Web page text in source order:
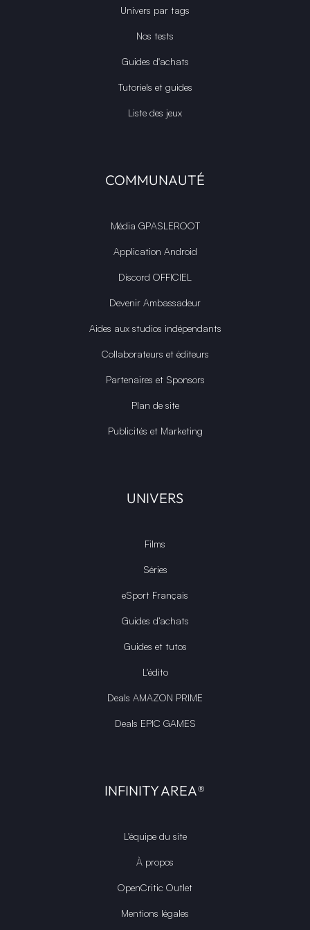
Univers par tags
Nos tests
Guides d'achats
Tutoriels et guides
Liste des jeux
COMMUNAUTÉ
Média GPASLEROOT
Application Android
Discord OFFICIEL
Devenir Ambassadeur
Aides aux studios indépendants
Collaborateurs et éditeurs
Partenaires et Sponsors
Plan de site
Publicités et Marketing
UNIVERS
Films
Séries
eSport Français
Guides d’achats
Guides et tutos
L'édito
Deals AMAZON PRIME
Deals EPIC GAMES
INFINITY AREA®
L'équipe du site
À propos
OpenCritic Outlet
Mentions légales